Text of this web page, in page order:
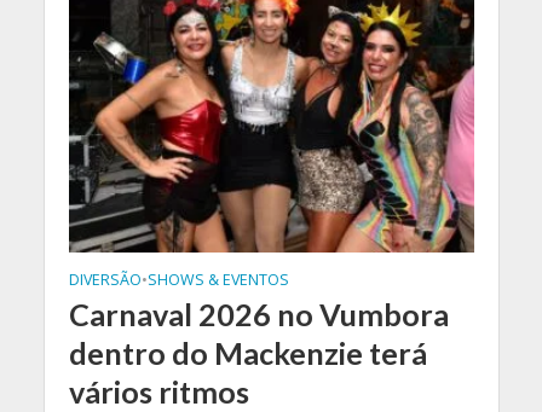
DIVERSÃO•SHOWS & EVENTOS
Carnaval 2026 no Vumbora
dentro do Mackenzie terá
vários ritmos